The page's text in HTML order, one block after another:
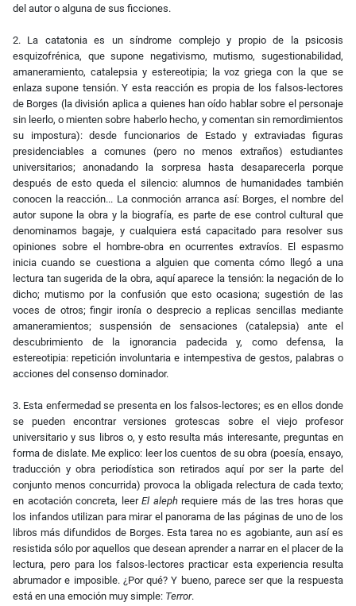
del autor o alguna de sus ficciones.
2. La catatonia es un síndrome complejo y propio de la psicosis
esquizofrénica, que supone negativismo, mutismo, sugestionabilidad,
amaneramiento, catalepsia y estereotipia; la voz griega con la que se
enlaza supone tensión. Y esta reacción es propia de los falsos-lectores
de Borges (la división aplica a quienes han oído hablar sobre el personaje
sin leerlo, o mienten sobre haberlo hecho, y comentan sin remordimientos
su impostura): desde funcionarios de Estado y extraviadas figuras
presidenciables a comunes (pero no menos extraños) estudiantes
universitarios; anonadando la sorpresa hasta desaparecerla porque
después de esto queda el silencio: alumnos de humanidades también
conocen la reacción... La conmoción arranca así: Borges, el nombre del
autor supone la obra y la biografía, es parte de ese control cultural que
denominamos bagaje, y cualquiera está capacitado para resolver sus
opiniones sobre el hombre-obra en ocurrentes extravíos. El espasmo
inicia cuando se cuestiona a alguien que comenta cómo llegó a una
lectura tan sugerida de la obra, aquí aparece la tensión: la negación de lo
dicho; mutismo por la confusión que esto ocasiona; sugestión de las
voces de otros; fingir ironía o desprecio a replicas sencillas mediante
amaneramientos; suspensión de sensaciones (catalepsia) ante el
descubrimiento de la ignorancia padecida y, como defensa, la
estereotipia: repetición involuntaria e intempestiva de gestos, palabras o
acciones del consenso dominador.
3. Esta enfermedad se presenta en los falsos-lectores; es en ellos donde
se pueden encontrar versiones grotescas sobre el viejo profesor
universitario y sus libros o, y esto resulta más interesante, preguntas en
forma de dislate. Me explico: leer los cuentos de su obra (poesía, ensayo,
traducción y obra periodística son retirados aquí por ser la parte del
conjunto menos concurrida) provoca la obligada relectura de cada texto;
en acotación concreta, leer El alephrequiere más de las tres horas que
los infandos utilizan para mirar el panorama de las páginas de uno de los
libros más difundidos de Borges. Esta tarea no es agobiante, aun así es
resistida sólo por aquellos que desean aprender a narrar en el placer de la
lectura, pero para los falsos-lectores practicar esta experiencia resulta
abrumador e imposible. ¿Por qué? Y bueno, parece ser que la respuesta
está en una emoción muy simple: Terror.